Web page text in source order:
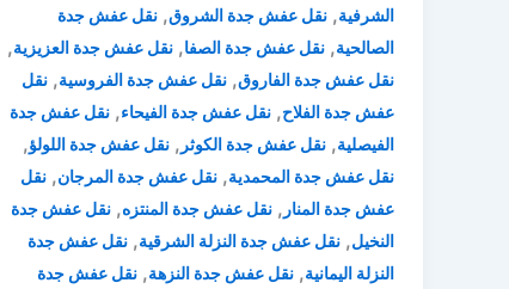
الشرفية, نقل عفش جدة الشروق, نقل عفش جدة
الصالحية, نقل عفش جدة الصفا, نقل عفش جدة العزيزية,
نقل عفش جدة الفاروق, نقل عفش جدة الفروسية, نقل
عفش جدة الفلاح, نقل عفش جدة الفيحاء, نقل عفش جدة
الفيصلية, نقل عفش جدة الكوثر , نقل عفش جدة اللولؤ,
نقل عفش جدة المحمدية, نقل عفش جدة المرجان, نقل
عفش جدة المنار , نقل عفش جدة المنتزه, نقل عفش جدة
النخيل, نقل عفش جدة النزلة الشرقية, نقل عفش جدة
النزلة اليمانية, نقل عفش جدة النزهة, نقل عفش جدة